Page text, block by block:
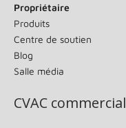
Propriétaire
Produits
Centre de soutien
Blog
Salle média
CVAC commercial